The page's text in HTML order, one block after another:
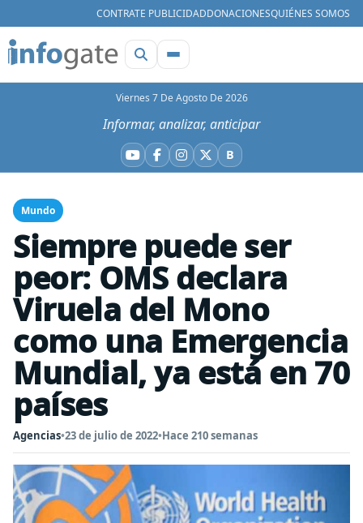
CONTRATE PUBLICIDADDONACIONESQUIÉNES SOMOS
Viernes 7 De Agosto De 2026
Informar, analizar, anticipar
YouTube
Facebook
Instagram
X BBluesky
Mundo
Siempre puede ser
peor: OMS declara
Viruela del Mono
como una Emergencia
Mundial, ya está en 70
países
Agencias•23 de julio de 2022•Hace 210 semanas